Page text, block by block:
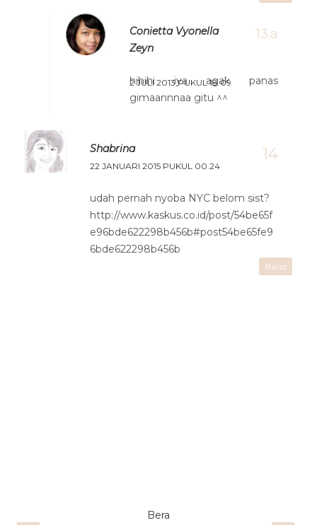
Conietta Vyonella
Zeyn
2 JULI 2013 PUKUL 18.09
hihihi iya agak panas
gimaannnaa gitu ^^
Shabrina
22 JANUARI 2015 PUKUL 00.24
udah pernah nyoba NYC belom sist?
http://www.kaskus.co.id/post/54be65f
e96bde622298b456b#post54be65fe9
6bde622298b456b
Balas
Bera